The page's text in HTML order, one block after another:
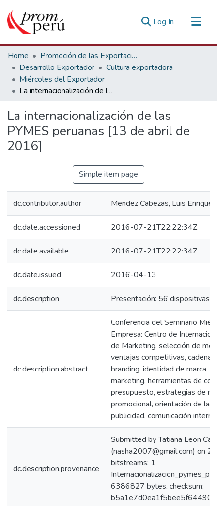
Log In (current)
Communities & Collections
All of DSpace
Statistics
Estadísticas Externas
Home
Promoción de las Exportaciones
Desarrollo Exportador
Cultura exportadora
Miércoles del Exportador
La internacionalización de las PYMES peruanas [13 de abril de 2016]
La internacionalización de las
PYMES peruanas [13 de abril de
2016]
Simple item page
dc.contributor.author Mendez Cabezas, Luis Enrique
dc.date.accessioned 2016-07-21T22:22:34Z
dc.date.available 2016-07-21T22:22:34Z
dc.date.issued 2016-04-13
dc.description Presentación: 56 dispositivas.
dc.description.abstract
Conferencia del Seminario
Empresa: Centro de
de Marketing, selección de
ventajas competitivas, cadena
branding, identidad de marca,
marketing, herramientas de
presupuesto, estrategias de
promocional, orientación de la
publicidad, comunicación
dc.description.provenance
Submitted by Tatiana Leon
(nasha2007@gmail.com) on
bitstreams: 1
6386827 bytes, checksum: